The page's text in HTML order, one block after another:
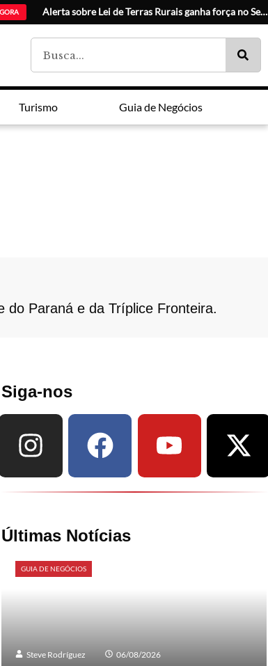
Catuaí Palla
Turismo Guia de Negócios
do Paraná e da Tríplice Fronteira.
Siga-nos
Últimas Notícias
GUIA DE NEGÓCIOS
Steve Rodríguez 06/08/2026